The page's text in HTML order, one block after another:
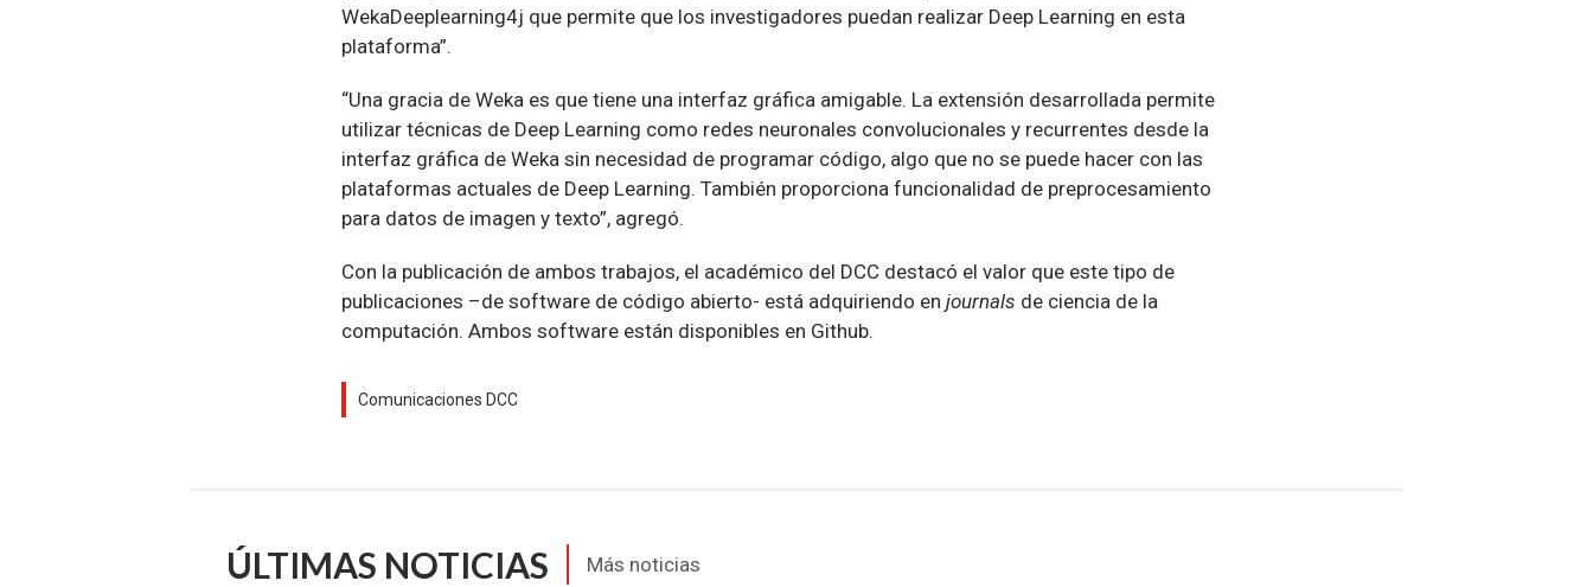
WekaDeeplearning4j que permite que los investigadores puedan realizar Deep Learning en esta
plataforma”.
“Una gracia de Weka es que tiene una interfaz gráfica amigable. La extensión desarrollada permite
utilizar técnicas de Deep Learning como redes neuronales convolucionales y recurrentes desde la
interfaz gráfica de Weka sin necesidad de programar código, algo que no se puede hacer con las
plataformas actuales de Deep Learning. También proporciona funcionalidad de preprocesamiento
para datos de imagen y texto”, agregó.
Con la publicación de ambos trabajos, el académico del DCC destacó el valor que este tipo de
publicaciones –de software de código abierto- está adquiriendo en journals de ciencia de la
computación. Ambos software están disponibles en Github.
Comunicaciones DCC
ÚLTIMAS NOTICIAS Más noticias